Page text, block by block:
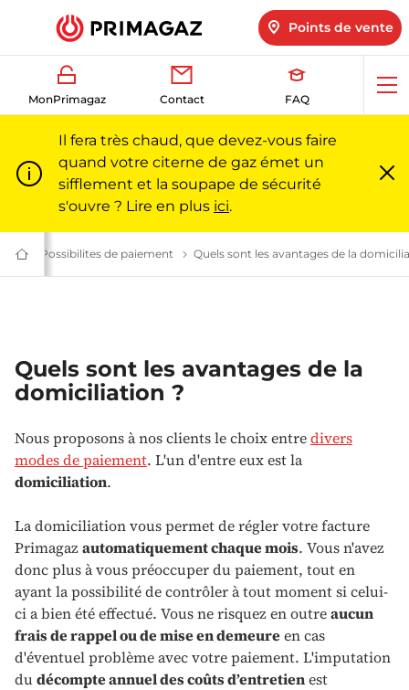
Points de vente
MonPrimagaz Contact FAQ
Il fera très chaud, que devez-vous faire
quand votre citerne de gaz émet un
sifflement et la soupape de sécurité
s'ouvre ? Lire en plus ici.
Du
gaz
Primagaz
questions sur le gaz l Primagaz
Paiement et facturation : questions fréquentes | Primagaz
FAQ Possibilites de paiement Tout savoir sur les modes de paiement
Quels sont les avantages de la
Quels sont les avantages de la
domiciliation ?
Nous proposons à nos clients le choix entredivers
modes de paiement. L'un d'entre eux est la
domiciliation.
La domiciliation vous permet de régler votre facture
Primagazautomatiquementchaque mois. Vous n'avez
donc plus à vous préoccuper du paiement, tout en
ayant la possibilité de contrôler à tout moment si celui-
ci a bien été effectué. Vous ne risquez en outreaucun
frais de rappel ou de mise en demeure en cas
d'éventuel problème avec votre paiement. L'imputation
dudécompte annuel des coûts d’entretienest